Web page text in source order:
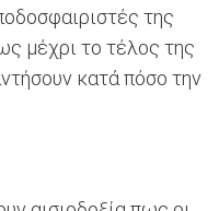
της
μέχρι το τέλος της
κατά πόσο την